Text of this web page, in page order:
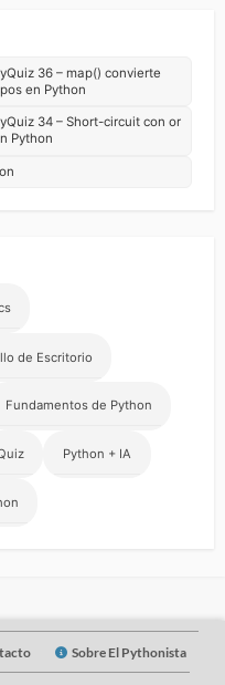
36 – map() convierte
en Python
34 – Short-circuit con or
Python
de Escritorio
Fundamentos de Python
Python + IA
Sobre El Pythonista